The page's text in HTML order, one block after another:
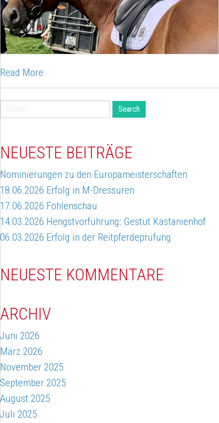
Read More
Search
for:
NEUESTE BEITRÄGE
Nominierungen zu den Europameisterschaften
18.06.2026 Erfolg in M-Dressuren
17.06.2026 Fohlenschau
14.03.2026 Hengstvorführung: Gestüt Kastanienhof
06.03.2026 Erfolg in der Reitpferdeprüfung
NEUESTE KOMMENTARE
ARCHIV
Juni 2026
März 2026
November 2025
September 2025
August 2025
Juli 2025